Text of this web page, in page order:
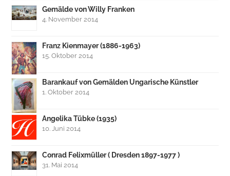
Gemälde von Willy Franken
4. November 2014
Franz Kienmayer (1886-1963)
15. Oktober 2014
Barankauf von Gemälden Ungarische Künstler
1. Oktober 2014
Angelika Tübke (1935)
10. Juni 2014
Conrad Felixmüller ( Dresden 1897-1977 )
31. Mai 2014